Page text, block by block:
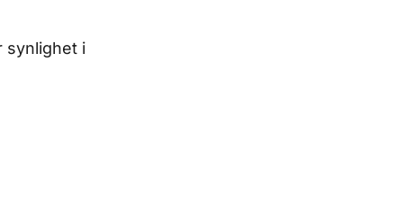
synlighet i